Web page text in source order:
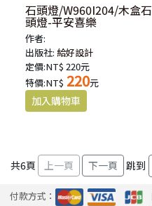
石頭燈/W960I204/木盒石
頭燈-平安喜樂
作者:
出版社: 給好設計
定價:NT$ 220元
特價:NT$ 220元
共6頁 跳到
付款方式：